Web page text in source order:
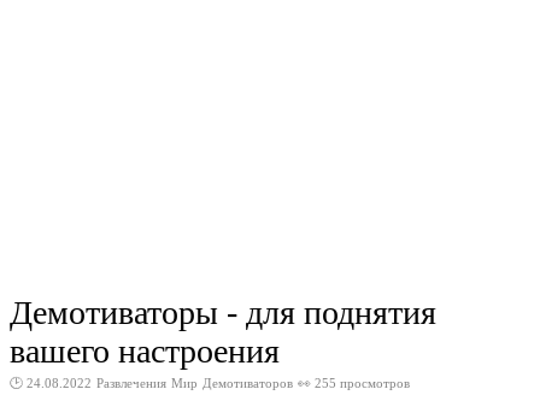
Демотиваторы - для поднятия
вашего настроения
🕑 24.08.2022 Развлечения Мир Демотиваторов 👀 255 просмотров